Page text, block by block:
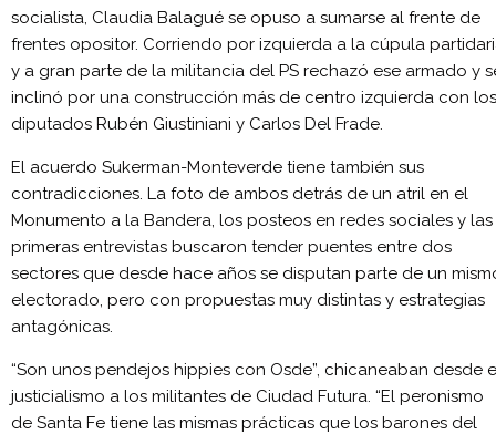
socialista, Claudia Balagué se opuso a sumarse al frente de
frentes opositor. Corriendo por izquierda a la cúpula
y a gran parte de la militancia del PS rechazó ese armado y
inclinó por una construcción más de centro izquierda con los
diputados Rubén Giustiniani y Carlos Del Frade.
El acuerdo Sukerman-Monteverde tiene también sus
contradicciones. La foto de ambos detrás de un atril en el
Monumento a la Bandera, los posteos en redes sociales y las
primeras entrevistas buscaron tender puentes entre dos
sectores que desde hace años se disputan parte de un
electorado, pero con propuestas muy distintas y estrategias
antagónicas.
“Son unos pendejos hippies con Osde”, chicaneaban desde
justicialismo a los militantes de Ciudad Futura. “El peronismo
de Santa Fe tiene las mismas prácticas que los barones del